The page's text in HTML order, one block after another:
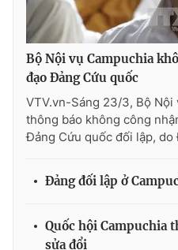
THỜI BÁO VTV
Cơ quan báo chí:Thời báo VTV
Giấy phép hoạt động báo in
Bộ Nội vụ Campuchia
đạo Đảng Cứu quốc
VTV.vn-Sáng 23/3, Bộ Nội
thông báo không công
Đảng Cứu quốc đối lập,
Đảng đối lập ở
Quốc hội Campuchia
sửa đổi